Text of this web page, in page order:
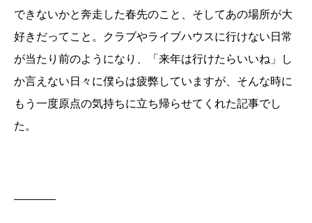
できないかと奔走した春先のこと、そしてあの場所が大
好きだってこと。クラブやライブハウスに行けない日常
が当たり前のようになり、「来年は行けたらいいね」し
か言えない日々に僕らは疲弊していますが、そんな時に
もう一度原点の気持ちに立ち帰らせてくれた記事でし
た。